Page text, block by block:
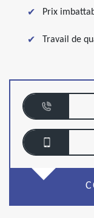
Prix
Travail de